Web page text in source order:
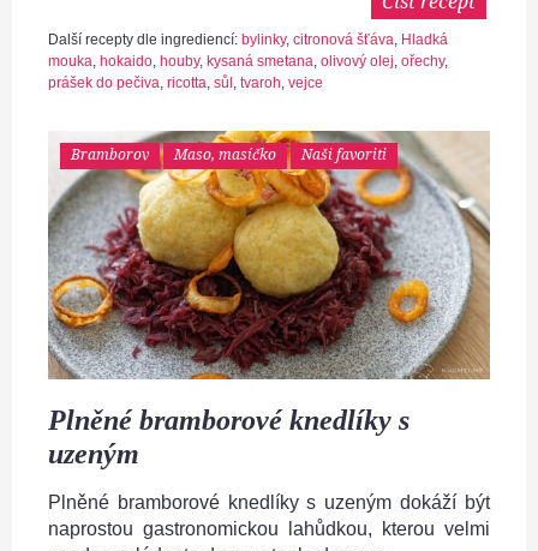
Další recepty dle ingrediencí: bylinky, citronová šťáva Hladká
mouka hokaido houby, kysaná smetana olivový olej ořechy,
prášek do pečiva ricotta sůl tvaroh vejce
Bramborov Maso, masíčko Naši favoriti
Plněné bramborové knedlíky s
uzeným
Plněné bramborové knedlíky s uzeným dokáží být
naprostou gastronomickou lahůdkou, kterou velmi